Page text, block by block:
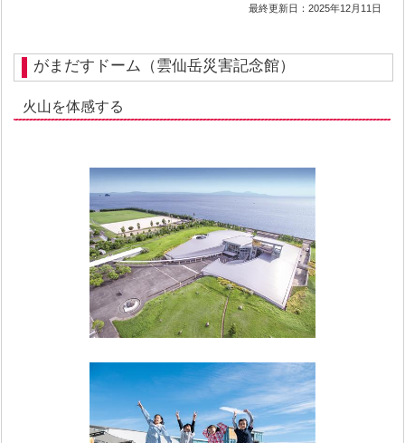
最終更新日：2025年12月11日
がまだすドーム（雲仙岳災害記念館）
火山を体感する